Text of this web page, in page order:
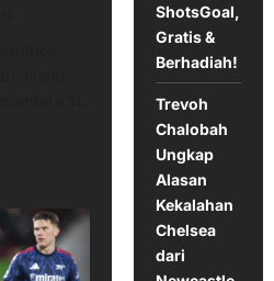
ShotsGoal,
Gratis &
Berhadiah!
Trevoh
Chalobah
Ungkap
Alasan
Kekalahan
Chelsea
dari